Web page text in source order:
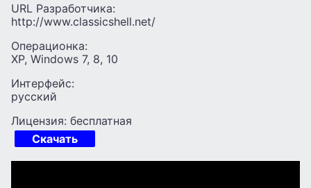
URL Разработчика:
http://www.classicshell.net/
Операционка:
XP, Windows 7, 8, 10
Интерфейс:
русский
Лицензия: бесплатная
Скачать